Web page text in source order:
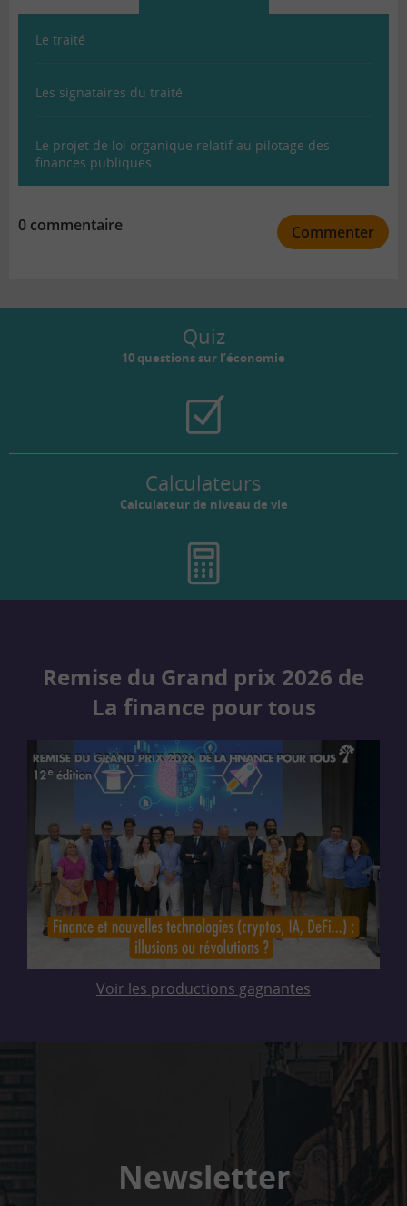
Le traité
Les signataires du traité
Le projet de loi organique relatif au pilotage des
finances publiques
0 commentaire Commenter
Quiz
10 questions sur l’économie
Calculateurs
Calculateur de niveau de vie
Remise du Grand prix 2026 de
La finance pour tous
Voir les productions gagnantes
Newsletter